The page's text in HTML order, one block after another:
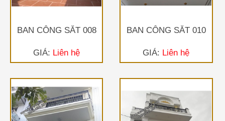
BAN CÔNG SẮT 008
GIÁ: Liên hệ
BAN CÔNG SẮT 010
GIÁ: Liên hệ